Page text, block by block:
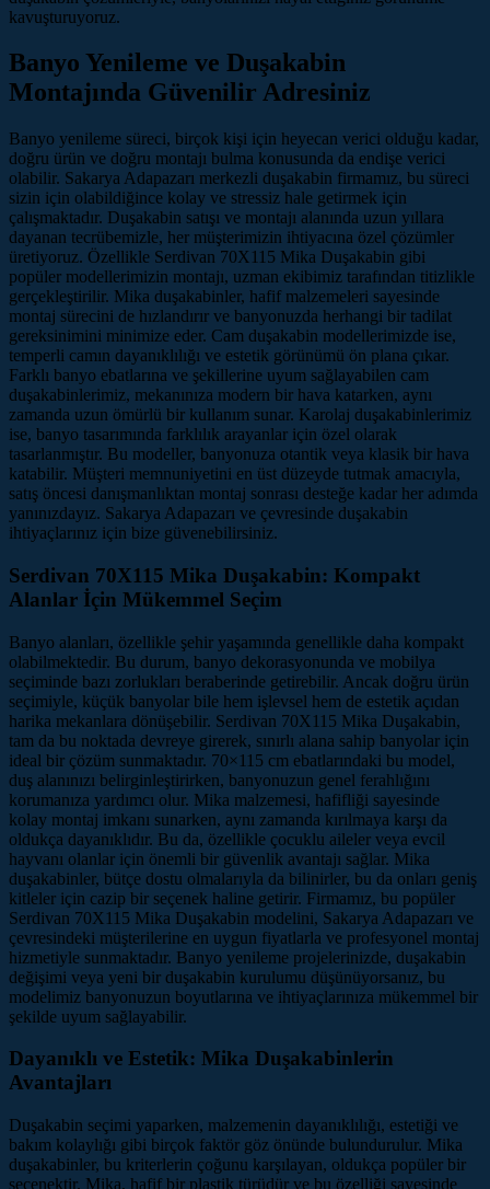
kavuşturuyoruz.
Banyo Yenileme ve Duşakabin
Montajında Güvenilir Adresiniz
Banyo yenileme süreci, birçok kişi için heyecan verici olduğu kadar,
doğru ürün ve doğru montajı bulma konusunda da endişe verici
olabilir. Sakarya Adapazarı merkezli duşakabin firmamız, bu süreci
sizin için olabildiğince kolay ve stressiz hale getirmek için
çalışmaktadır. Duşakabin satışı ve montajı alanında uzun yıllara
dayanan tecrübemizle, her müşterimizin ihtiyacına özel çözümler
üretiyoruz. Özellikle Serdivan 70X115 Mika Duşakabin gibi
popüler modellerimizin montajı, uzman ekibimiz tarafından titizlikle
gerçekleştirilir. Mika duşakabinler, hafif malzemeleri sayesinde
montaj sürecini de hızlandırır ve banyonuzda herhangi bir tadilat
gereksinimini minimize eder. Cam duşakabin modellerimizde ise,
temperli camın dayanıklılığı ve estetik görünümü ön plana çıkar.
Farklı banyo ebatlarına ve şekillerine uyum sağlayabilen cam
duşakabinlerimiz, mekanınıza modern bir hava katarken, aynı
zamanda uzun ömürlü bir kullanım sunar. Karolaj duşakabinlerimiz
ise, banyo tasarımında farklılık arayanlar için özel olarak
tasarlanmıştır. Bu modeller, banyonuza otantik veya klasik bir hava
katabilir. Müşteri memnuniyetini en üst düzeyde tutmak amacıyla,
satış öncesi danışmanlıktan montaj sonrası desteğe kadar her adımda
yanınızdayız. Sakarya Adapazarı ve çevresinde duşakabin
ihtiyaçlarınız için bize güvenebilirsiniz.
Serdivan 70X115 Mika Duşakabin: Kompakt
Alanlar İçin Mükemmel Seçim
Banyo alanları, özellikle şehir yaşamında genellikle daha kompakt
olabilmektedir. Bu durum, banyo dekorasyonunda ve mobilya
seçiminde bazı zorlukları beraberinde getirebilir. Ancak doğru ürün
seçimiyle, küçük banyolar bile hem işlevsel hem de estetik açıdan
harika mekanlara dönüşebilir. Serdivan 70X115 Mika Duşakabin,
tam da bu noktada devreye girerek, sınırlı alana sahip banyolar için
ideal bir çözüm sunmaktadır. 70×115 cm ebatlarındaki bu model,
duş alanınızı belirginleştirirken, banyonuzun genel ferahlığını
korumanıza yardımcı olur. Mika malzemesi, hafifliği sayesinde
kolay montaj imkanı sunarken, aynı zamanda kırılmaya karşı da
oldukça dayanıklıdır. Bu da, özellikle çocuklu aileler veya evcil
hayvanı olanlar için önemli bir güvenlik avantajı sağlar. Mika
duşakabinler, bütçe dostu olmalarıyla da bilinirler, bu da onları geniş
kitleler için cazip bir seçenek haline getirir. Firmamız, bu popüler
Serdivan 70X115 Mika Duşakabin modelini, Sakarya Adapazarı ve
çevresindeki müşterilerine en uygun fiyatlarla ve profesyonel montaj
hizmetiyle sunmaktadır. Banyo yenileme projelerinizde, duşakabin
değişimi veya yeni bir duşakabin kurulumu düşünüyorsanız, bu
modelimiz banyonuzun boyutlarına ve ihtiyaçlarınıza mükemmel bir
şekilde uyum sağlayabilir.
Dayanıklı ve Estetik: Mika Duşakabinlerin
Avantajları
Duşakabin seçimi yaparken, malzemenin dayanıklılığı, estetiği ve
bakım kolaylığı gibi birçok faktör göz önünde bulundurulur. Mika
duşakabinler, bu kriterlerin çoğunu karşılayan, oldukça popüler bir
seçenektir. Mika, hafif bir plastik türüdür ve bu özelliği sayesinde